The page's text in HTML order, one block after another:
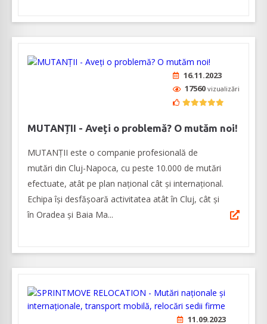
16.11.2023
17560 vizualizări
MUTANȚII - Aveți o problemă? O mutăm noi!
MUTANȚII este o companie profesională de
mutări din Cluj-Napoca, cu peste 10.000 de mutări
efectuate, atât pe plan național cât și internațional.
Echipa își desfășoară activitatea atât în Cluj, cât și
în Oradea și Baia Ma...
11.09.2023